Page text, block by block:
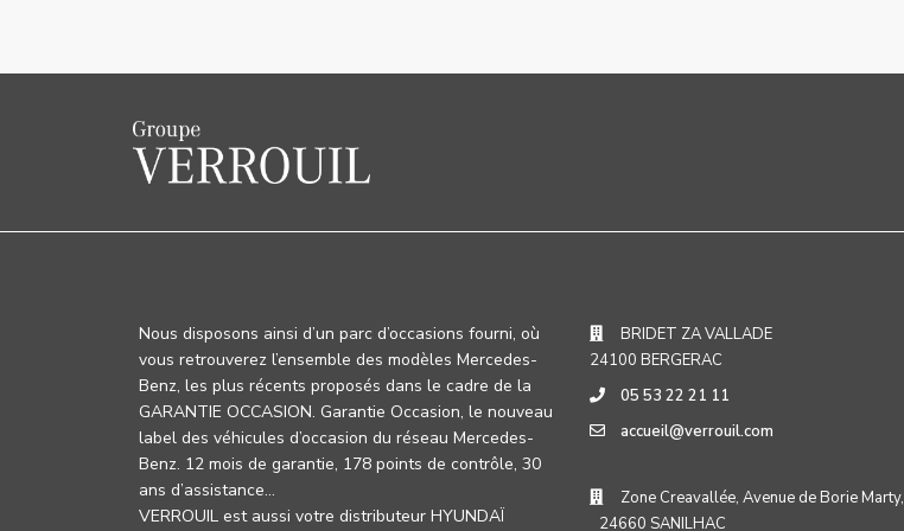
Nous disposons ainsi d’un parc d’occasions fourni, où
vous retrouverez l’ensemble des modèles Mercedes-
Benz, les plus récents proposés dans le cadre de la
GARANTIE OCCASION. Garantie Occasion, le nouveau
label des véhicules d’occasion du réseau Mercedes-
Benz. 12 mois de garantie, 178 points de contrôle, 30
ans d’assistance…
VERROUIL est aussi votre distributeur HYUNDAÏ
BRIDET ZA VALLADE
24100 BERGERAC
05 53 22 21 11
accueil@verrouil.com
Zone Creavallée, Avenue de Borie Marty,
24660 SANILHAC